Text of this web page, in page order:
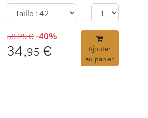
58,25 €-40%
34,95 €
Ajouter
au panier